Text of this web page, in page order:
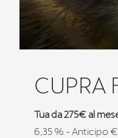
CUPRA
Tua da 275€ al
6,35 % - Anticipo